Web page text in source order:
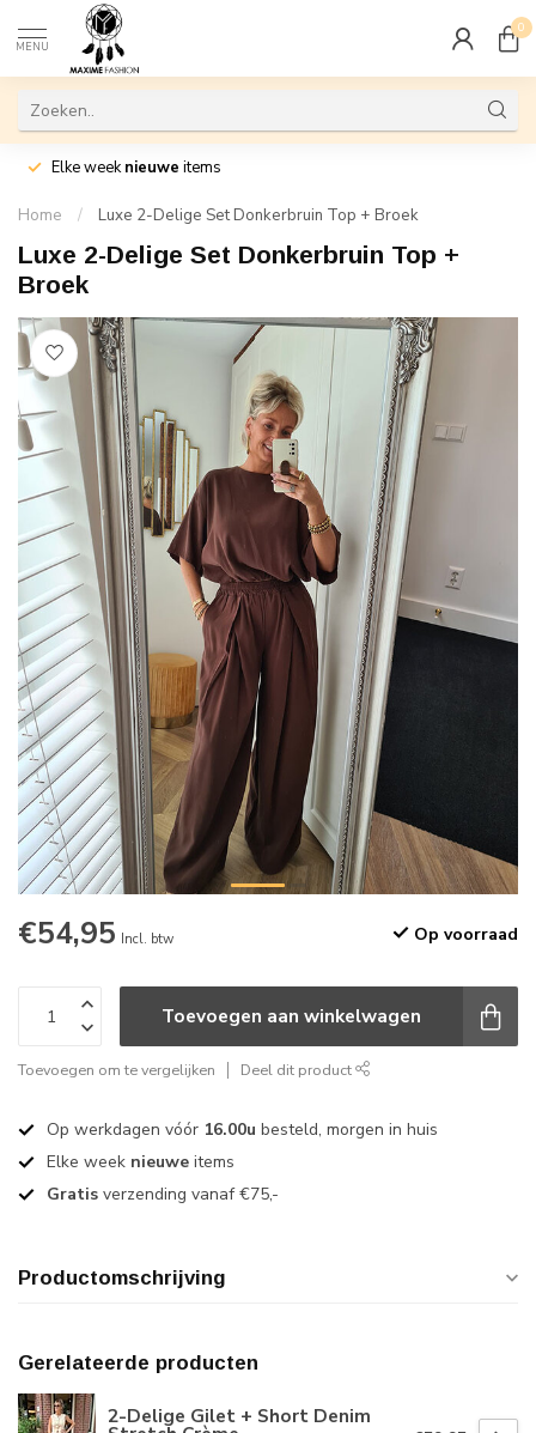
MENU
0
Elke weeknieuwe items
Home / Luxe 2-Delige Set Donkerbruin Top + Broek
Luxe 2-Delige Set Donkerbruin Top +
Broek
€54,95 Incl. btw Op voorraad
Toevoegen aan winkelwagen
Toevoegen om te vergelijken Deel dit product
Op werkdagen vóór 16.00u besteld, morgen in huis
Elke week nieuwe items
Gratis verzending vanaf €75,-
Productomschrijving
Gerelateerde producten
2-Delige Gilet + Short Denim